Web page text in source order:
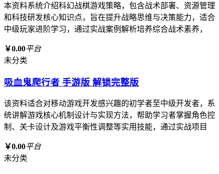
本资料系统介绍科幻战棋游戏策略，包含战术部署、资源管理
和科技研发核心知识点，旨在提升战略思维与决策能力，适合
中级玩家进阶学习，通过实战案例解析培养综合战术素养，
￥0.00平台
未分类
吸血鬼爬行者 手游版 解锁完整版
该资料适合对移动游戏开发感兴趣的初学者至中级开发者，系
统讲解游戏核心机制设计与实现方法，帮助学习者掌握角色控
制、关卡设计及游戏平衡性调整等实用技能，通过实战项目
￥0.00平台
未分类